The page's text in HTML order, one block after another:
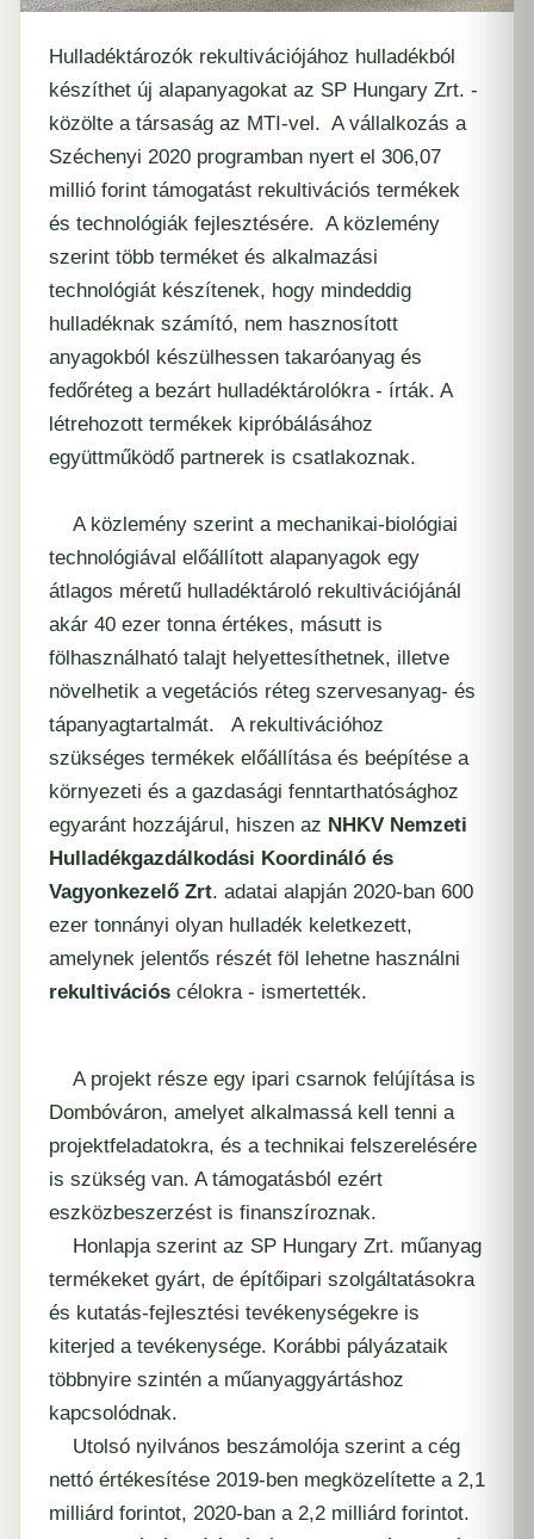
Hulladéktározók rekultivációjához hulladékból
készíthet új alapanyagokat az SP Hungary Zrt. -
közölte a társaság az MTI-vel. A vállalkozás a
Széchenyi 2020 programban nyert el 306,07
millió forint támogatást rekultivációs termékek
és technológiák fejlesztésére. A közlemény
szerint több terméket és alkalmazási
technológiát készítenek, hogy mindeddig
hulladéknak számító, nem hasznosított
anyagokból készülhessen takaróanyag és
fedőréteg a bezárt hulladéktárolókra - írták. A
létrehozott termékek kipróbálásához
együttműködő partnerek is csatlakoznak.
A közlemény szerint a mechanikai-biológiai
technológiával előállított alapanyagok egy
átlagos méretű hulladéktároló rekultivációjánál
akár 40 ezer tonna értékes, másutt is
fölhasználható talajt helyettesíthetnek, illetve
növelhetik a vegetációs réteg szervesanyag- és
tápanyagtartalmát. A rekultivációhoz
szükséges termékek előállítása és beépítése a
környezeti és a gazdasági fenntarthatósághoz
egyaránt hozzájárul, hiszen az NHKV Nemzeti
Hulladékgazdálkodási Koordináló és
Vagyonkezelő Zrt. adatai alapján 2020-ban 600
ezer tonnányi olyan hulladék keletkezett,
amelynek jelentős részét föl lehetne használni
rekultivációs célokra - ismertették.
A projekt része egy ipari csarnok felújítása is
Dombóváron, amelyet alkalmassá kell tenni a
projektfeladatokra, és a technikai felszerelésére
is szükség van. A támogatásból ezért
eszközbeszerzést is finanszíroznak.
Honlapja szerint az SP Hungary Zrt. műanyag
termékeket gyárt, de építőipari szolgáltatásokra
és kutatás-fejlesztési tevékenységekre is
kiterjed a tevékenysége. Korábbi pályázataik
többnyire szintén a műanyaggyártáshoz
kapcsolódnak.
Utolsó nyilvános beszámolója szerint a cég
nettó értékesítése 2019-ben megközelítette a 2,1
milliárd forintot, 2020-ban a 2,2 milliárd forintot.